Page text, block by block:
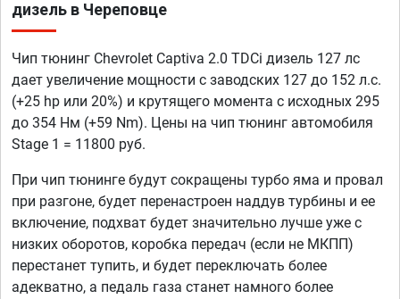
дизель в Череповце
Чип тюнинг Chevrolet Captiva 2.0 TDCi дизель 127 лс
дает увеличение мощности с заводских 127 до 152 л.с.
(+25 hp или 20%) и крутящего момента с исходных 295
до 354 Нм (+59 Nm). Цены на чип тюнинг автомобиля
Stage 1 = 11800 руб.
При чип тюнинге будут сокращены турбо яма и провал
при разгоне, будет перенастроен наддув турбины и ее
включение, подхват будет значительно лучше уже с
низких оборотов, коробка передач (если не МКПП)
перестанет тупить, и будет переключать более
адекватно, а педаль газа станет намного более